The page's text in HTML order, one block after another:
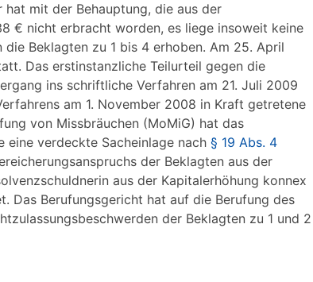
mit der Behauptung, die aus der
€ nicht erbracht worden, es liege insoweit keine
Beklagten zu 1 bis 4 erhoben. Am 25. April
Das erstinstanzliche Teilurteil gegen die
ins schriftliche Verfahren am 21. Juli 2009
am 1. November 2008 in Kraft getretene
von Missbräuchen (MoMiG) hat das
eine verdeckte Sacheinlage nach § 19 Abs. 4
der Beklagten aus der
aus der Kapitalerhöhung konnex
Das Berufungsgericht hat auf die Berufung des
der Beklagten zu 1 und 2